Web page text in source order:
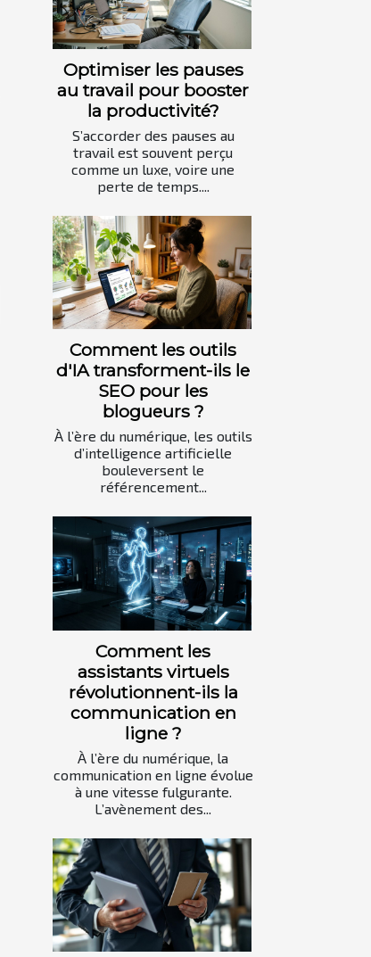
Optimiser les pauses
au travail pour booster
la productivité?
S’accorder des pauses au
travail est souvent perçu
comme un luxe, voire une
perte de temps....
Comment les outils
d'IA transforment-ils le
SEO pour les
blogueurs ?
À l’ère du numérique, les outils
d’intelligence artificielle
bouleversent le
référencement...
Comment les
assistants virtuels
révolutionnent-ils la
communication en
ligne ?
À l’ère du numérique, la
communication en ligne évolue
à une vitesse fulgurante.
L’avènement des...